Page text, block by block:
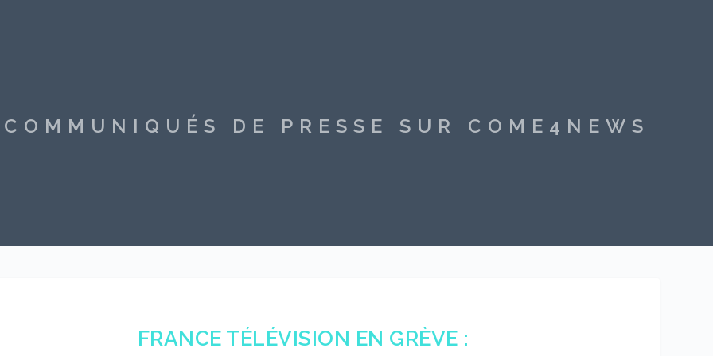
DE PRESSE SUR COME4NEWS
FRANCE TÉLÉVISION EN GRÈVE :